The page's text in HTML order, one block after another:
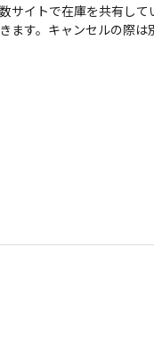
サイトで在庫を共有し
ます。キャンセルの際